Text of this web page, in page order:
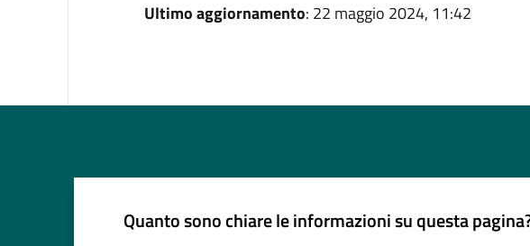
Ultimo aggiornamento: 22 maggio 2024, 11:42
Quanto sono chiare le informazioni su questa